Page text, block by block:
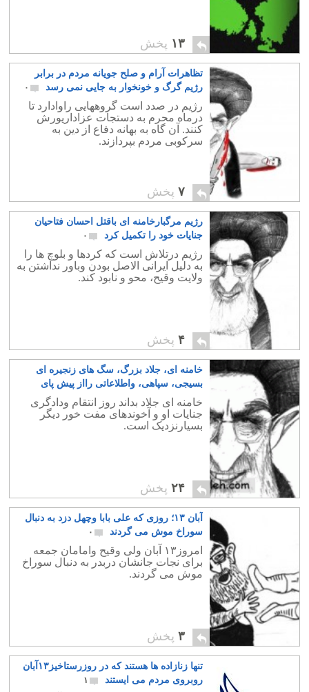
۱۳ پخش
تظاهرات آرام و صلح جویانه مردم در برابر
رژیم گرگ و خونخوار به جایی نمی رسد
۰
رژیم در صدد است گروههایی راوادارد تا
درماه محرم به دستجات عزاداریورش
کنند. آن گاه به بهانه دفاع از دین به
سرکوبی مردم بپردازند.
۷ پخش
رژیم مرگبارخامنه ای باقتل احسان فتاحیان
جنایات خود را تکمیل کرد
۰
رژیم درتلاش است که کردها و بلوچ ها را
به دلیل ایرانی الاصل بودن وباور نداشتن به
ولایت وقیح، محو و نابود کند.
۴ پخش
خامنه ای، جلاد بزرگ، سگ های زنجیره ای
بسیجی، سپاهی، واطلاعاتی رااز پیش پای
جوانان ما دورکن
خامنه ای جلاد بداند روز انتقام ودادگری
جنایات او و آخوندهای مفت خور دیگر
بسیارنزدیک است.
۲۴ پخش
آبان ۱۳؛ روزی که علی بابا وچهل دزد به دنبال
سوراخ موش می گردند
۰
امروز۱۳ آبان ولی وقیح وامامان جمعه
برای نجات جانشان دربدر به دنبال سوراخ
موش می گردند.
۳ پخش
تنها زنازاده ها هستند که در روزرستاخیز۱۳آبان
روبروی مردم می ایستند
۱